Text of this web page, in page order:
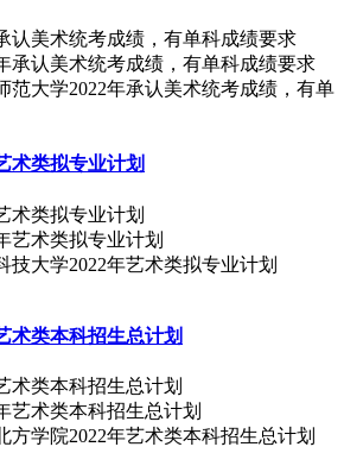
认美术统考成绩，有单科成绩要求
范大学2022年承认美术统考成绩，有单
术类拟专业计划
术类拟专业计划
技大学2022年艺术类拟专业计划
术类本科招生总计划
术类本科招生总计划
方学院2022年艺术类本科招生总计划